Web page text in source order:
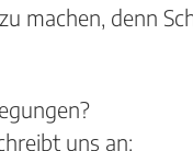
machen, denn
uns an: